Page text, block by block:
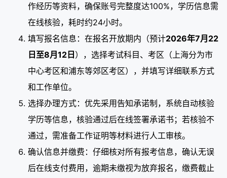
作经历等资料，确保账号完整度达100%，学历信息需
在线核验，耗时约24小时。
填写报名信息：在报名开放期内（预计2026年7月22
日至8月12日），选择考试科目、考区（上海分为市
中心考区和浦东等郊区考区），并填写详细联系方式
和工作单位。
选择办理方式：优先采用告知承诺制，系统自动核验
学历等信息，核验通过后在线签署承诺书；若核验不
通过，需准备工作证明等材料进行人工审核。
确认信息并缴费：仔细核对所有报考信息，确认无误
后在线支付费用，逾期未缴视为放弃报名，缴费截止